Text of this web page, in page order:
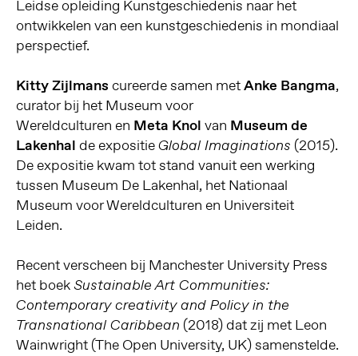
Leidse opleiding Kunstgeschiedenis naar het
ontwikkelen van een kunstgeschiedenis in mondiaal
perspectief.
Kitty Zijlmans cureerdesamen metAnke Bangma,
curator bij het Museum voor
Wereldculturen en Meta Knol van Museum de
Lakenhal de expositieGlobal Imaginations (2015).
De expositie kwam tot stand vanuit een werking
tussen Museum De Lakenhal, het Nationaal
Museum voor Wereldculturen en Universiteit
Leiden.
Recent verscheen bij Manchester University Press
het boekSustainable Art Communities:
Contemporary creativity and Policy in the
Transnational Caribbean (2018) dat zij met Leon
Wainwright (The Open University, UK) samenstelde.